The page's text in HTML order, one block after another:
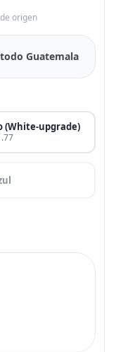
origen
Guatemala
(White-upgrade)